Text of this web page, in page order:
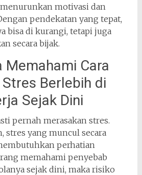
motivasi dan
pendekatan yang tepat,
bisa di kurangi, tetapi juga
secara bijak.
Memahami Cara
Berlebih di
Sejak Dini
pernah merasakan stres.
stres yang muncul secara
perhatian
memahami penyebab
sejak dini, maka risiko